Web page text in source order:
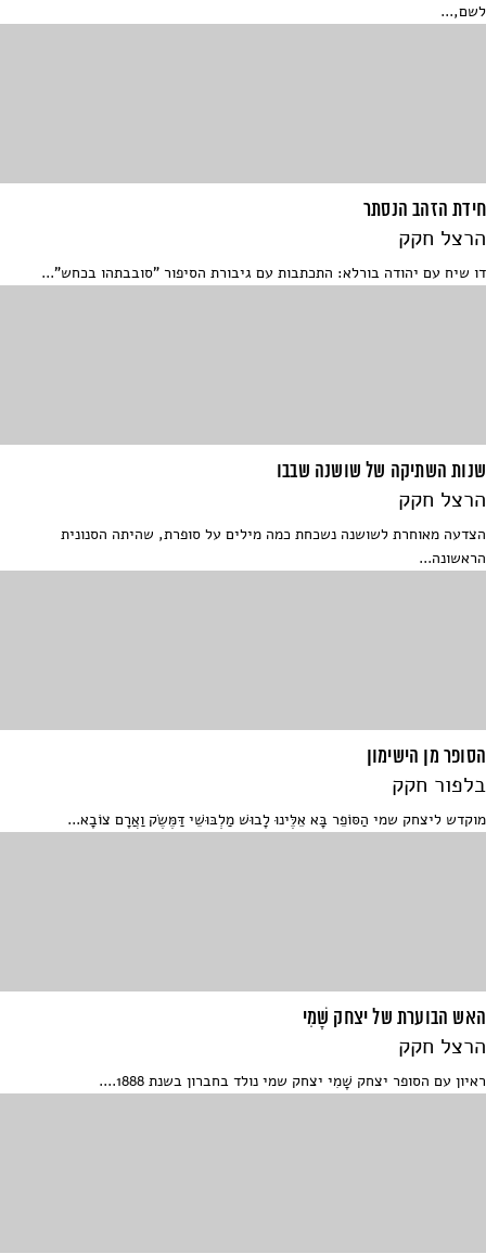
לשם,...
חידת הזהב הנסתר
הרצל חקק
דו שיח עם יהודה בורלא: התכתבות עם גיבורת הסיפור "סובבתהו בכחש"...
שנות השתיקה של שושנה שבבו
הרצל חקק
הצדעה מאוחרת לשושנה נשכחת כמה מילים על סופרת, שהיתה הסנונית
הראשונה...
הסופר מן הישימון
בלפור חקק
מוקדש ליצחק שמי הַסּוֹפֵר בָּא אֵלֶּינוּ לָבוּשׁ מַלְבּוּשֵׁי דַּמֶּשֶׂק וַאֲרָם צוֹבָא...
האש הבוערת של יצחק שָׁמִי
הרצל חקק
ראיון עם הסופר יצחק שָׁמִי יצחק שמי נולד בחברון בשנת 1888....